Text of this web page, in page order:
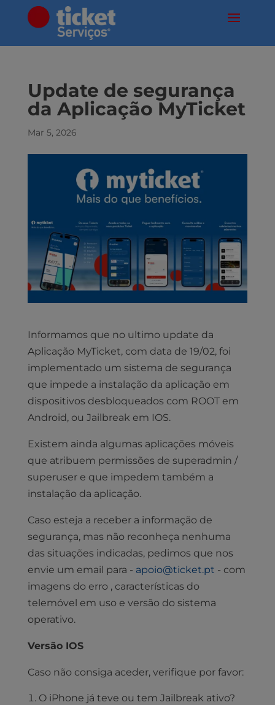
Update de segurança
da Aplicação MyTicket
Mar 5, 2026
Informamos que no ultimo update da
Aplicação MyTicket, com data de 19/02, foi
implementado um sistema de segurança
que impede a instalação da aplicação em
dispositivos desbloqueados com ROOT em
Android, ou Jailbreak em IOS.
Existem ainda algumas aplicações móveis
que atribuem permissões de superadmin /
superuser e que impedem também a
instalação da aplicação.
Caso esteja a receber a informação de
segurança, mas não reconheça nenhuma
das situações indicadas, pedimos que nos
envie um email para - apoio@ticket.pt - com
imagens do erro , características do
telemóvel em uso e versão do sistema
operativo.
Versão IOS
Caso não consiga aceder, verifique por favor:
O iPhone já teve ou tem Jailbreak ativo?